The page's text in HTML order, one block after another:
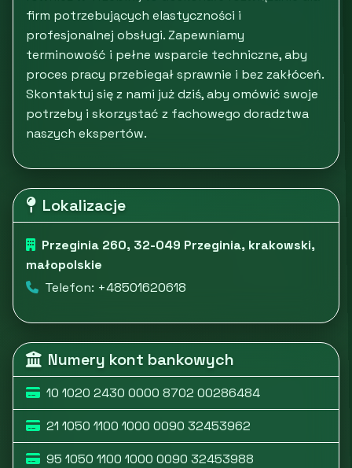
firm potrzebujących elastyczności i
profesjonalnej obsługi. Zapewniamy
terminowość i pełne wsparcie techniczne, aby
proces pracy przebiegał sprawnie i bez zakłóceń.
Skontaktuj się z nami już dziś, aby omówić swoje
potrzeby i skorzystać z fachowego doradztwa
naszych ekspertów.
Lokalizacje
Przeginia 260, 32-049 Przeginia, krakowski,
małopolskie
Telefon: +48501620618
Numery kont bankowych
10 1020 2430 0000 8702 00286484
21 1050 1100 1000 0090 32453962
95 1050 1100 1000 0090 32453988